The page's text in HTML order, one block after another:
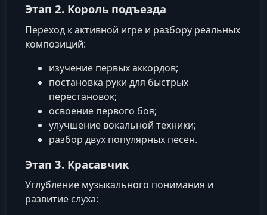
Этап 2. Король подъезда
Переход к активной игре и разбору реальных
композиций:
изучение первых аккордов;
постановка руки для быстрых
перестановок;
освоение первого боя;
улучшение вокальной техники;
разбор двух популярных песен.
Этап 3. Красавчик
Углубление музыкального понимания и
развитие слуха: